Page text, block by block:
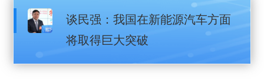
谈民强：我国在新能源汽车方面
将取得巨大突破